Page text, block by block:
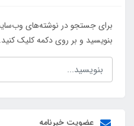
برای جستجو در نوشته‌های
بنویسید و بر روی دکمه کلیک کنید.
عضویت خبرنامه